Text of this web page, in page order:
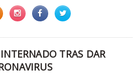
TRAS DAR